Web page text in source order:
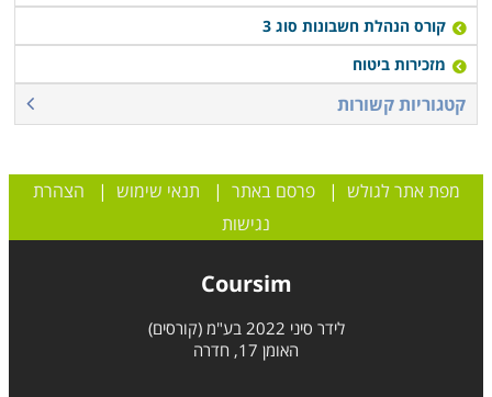
קורס הנהלת חשבונות סוג 3
מזכירות ביטוח
קטגוריות קשורות
מפת אתר לגולש |פרסם באתר | תנאי שימוש | הצהרת
נגישות
Coursim
לידר סיני 2022 בע"מ (קורסים)
האומן 17, חדרה